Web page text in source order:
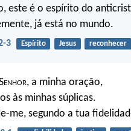
este é o espírito do
já está no mundo.
3 Espírito Jesus reconhecer
enhor, a minha oração,
às minhas súplicas.
me, segundo a tua